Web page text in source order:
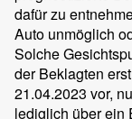
dafür zu
Auto unmöglich
Solche
der Beklagten
21.04.2023 vor,
lediglich über ein